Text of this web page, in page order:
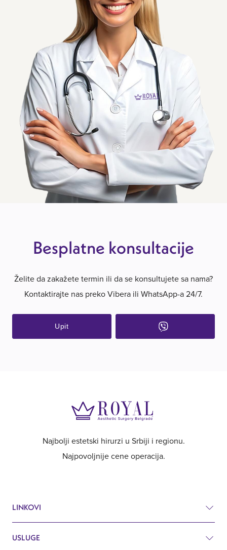
Besplatne konsultacije
Želite da zakažete termin ili da se konsultujete sa nama?
Kontaktirajte nas preko Vibera ili WhatsApp-a 24/7.
Upit
Najbolji estetski hirurzi u Srbiji i regionu.
Najpovoljnije cene operacija.
LINKOVI
Cenovnik
USLUGE